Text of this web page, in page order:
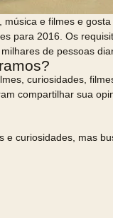
e filmes e
para 2016. Os
de pessoas
curiosidades,
compartilhar sua
curiosidades, mas